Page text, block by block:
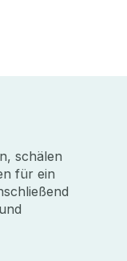
schälen
für ein